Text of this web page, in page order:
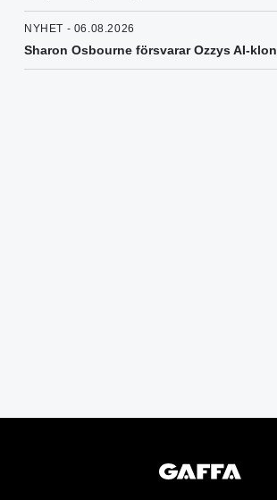
NYHET - 06.08.2026
Sharon Osbourne försvarar Ozzys AI-klon